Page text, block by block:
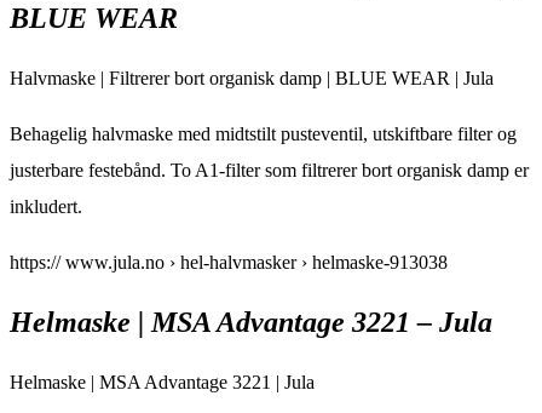
BLUE WEAR
Halvmaske | Filtrerer bort organisk damp | BLUE WEAR | Jula
Behagelig halvmaske med midtstilt pusteventil, utskiftbare filter og
justerbare festebånd. To A1-filter som filtrerer bort organisk damp er
inkludert.
https:// www.jula.no › hel-halvmasker › helmaske-913038
Helmaske | MSA Advantage 3221 – Jula
Helmaske | MSA Advantage 3221 | Jula